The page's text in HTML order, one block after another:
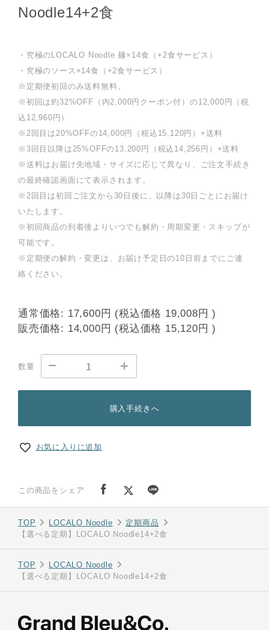
Noodle14+2食
・究極のLOCALO Noodle 麺×14食（+2食サービス）
・究極のソース×14食（+2食サービス）
※定期便初回のみ送料無料。
※初回は約32%OFF（内2,000円クーポン付）の12,000円（税
込12,960円）
※2回目は20%OFFの14,000円（税込15,120円）+送料
※3回目以降は25%OFFの13,200円（税込14,256円）+送料
※送料はお届け先地域・サイズに応じて異なり、ご注文手続き
の最終確認画面にて表示されます。
※2回目は初回ご注文から30日後に、以降は30日ごとにお届け
いたします。
※初回商品の到着後よりいつでも解約・周期変更・スキップが
可能です。
※定期便の解約・変更は、お届け予定日の10日前までにご連
絡ください。
通常価格: 17,600円 (税込価格 19,008円 )
販売価格: 14,000円 (税込価格 15,120円 )
数量
購入手続きへ
お気に入りに追加
この商品をシェア
TOP LOCALO Noodle
定期商品
【選べる定期】LOCALO Noodle14+2食
TOP
LOCALO Noodle
【選べる定期】LOCALO Noodle14+2食